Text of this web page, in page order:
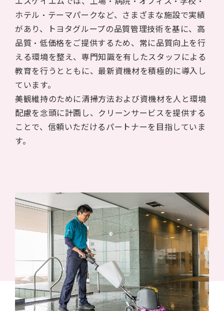
ホテル・テーマパークなど、さまざまな施設で実績
があり、トヨタグループの品質管理技術を基に、高
品質・低価格をご提供するため、常に品質向上を行
える環境を整え、専門知識を有したスタッフによる
教育を行うとともに、最新資機材を積極的に導入し
ています。
美観維持のために清掃方法および資機材を人と環境
配慮を念頭に計画し、クリーンサービスを提供する
ことで、信頼いただけるパートナーを目指していま
す。